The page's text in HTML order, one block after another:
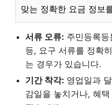
맞는 정확한 요금 정보
서류 오류: 주민등록
등, 요구 서류를 정확
는 경우가 있습니다.
기간 착각: 영업일과
감일을 놓치거나, 혜